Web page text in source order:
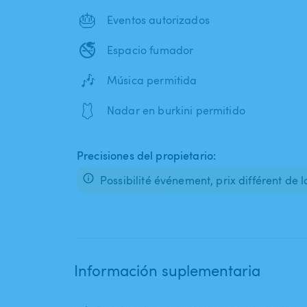
🎂 Eventos autorizados
🚭 Espacio fumador
🎶 Música permitida
🩱 Nadar en burkini permitido
Precisiones del propietario:
Possibilité événement, prix différent de
Información suplementaria